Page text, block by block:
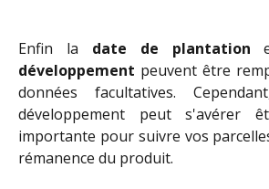
Enfin la date de plantation
développement peuvent être
données facultatives.
développement peut s'avérer
importante pour suivre vos
rémanence du produit.